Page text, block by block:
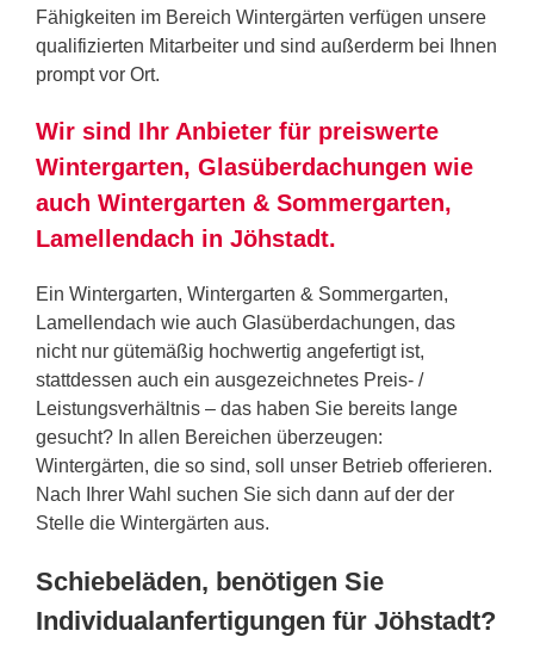
Fähigkeiten im Bereich Wintergärten verfügen unsere
qualifizierten Mitarbeiter und sind außerderm bei Ihnen
prompt vor Ort.
Wir sind Ihr Anbieter für preiswerte
Wintergarten, Glasüberdachungen wie
auch Wintergarten & Sommergarten,
Lamellendach in Jöhstadt.
Ein Wintergarten, Wintergarten & Sommergarten,
Lamellendach wie auch Glasüberdachungen, das
nicht nur gütemäßig hochwertig angefertigt ist,
stattdessen auch ein ausgezeichnetes Preis- /
Leistungsverhältnis – das haben Sie bereits lange
gesucht? In allen Bereichen überzeugen:
Wintergärten, die so sind, soll unser Betrieb offerieren.
Nach Ihrer Wahl suchen Sie sich dann auf der der
Stelle die Wintergärten aus.
Schiebeläden, benötigen Sie
Individualanfertigungen für Jöhstadt?